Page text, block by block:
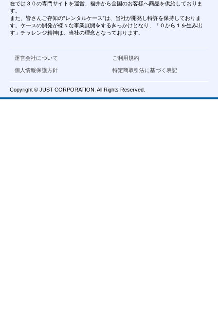
在では３０の専門サイトを運営、福井から全国のお客様へ商品を供給しておりま
す。
また、皆さんご存知の”レンタルケース”は、当社が開発し特許を保持しておりま
す。ケースの開発が様々な事業展開をするきっかけとなり、「０から１を生み出
す」チャレンジ精神は、当社の理念となっております。
運営会社について
個人情報保護方針
ご利用規約
特定商取引法に基づく表記
Copyright © JUST CORPORATION. All Rights Reserved.